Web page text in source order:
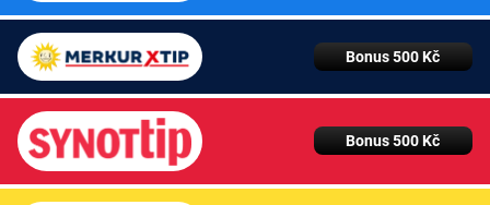
Bonus 500 Kč
Bonus 500 Kč